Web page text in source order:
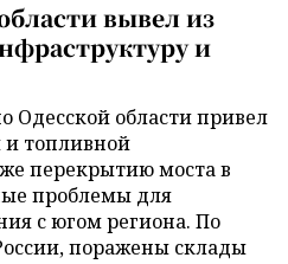
вывел из
и
Одесской области привел
топливной
перекрытию моста в
проблемы для
с югом региона. По
поражены склады